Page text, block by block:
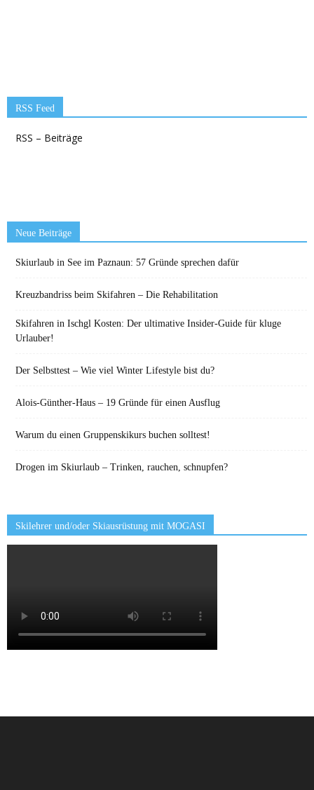
RSS Feed
RSS – Beiträge
Neue Beiträge
Skiurlaub in See im Paznaun: 57 Gründe sprechen dafür
Kreuzbandriss beim Skifahren – Die Rehabilitation
Skifahren in Ischgl Kosten: Der ultimative Insider-Guide für kluge
Urlauber!
Der Selbsttest – Wie viel Winter Lifestyle bist du?
Alois-Günther-Haus – 19 Gründe für einen Ausflug
Warum du einen Gruppenskikurs buchen solltest!
Drogen im Skiurlaub – Trinken, rauchen, schnupfen?
Skilehrer und/oder Skiausrüstung mit MOGASI